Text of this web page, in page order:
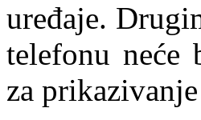
uređaje.
telefonu neće
za